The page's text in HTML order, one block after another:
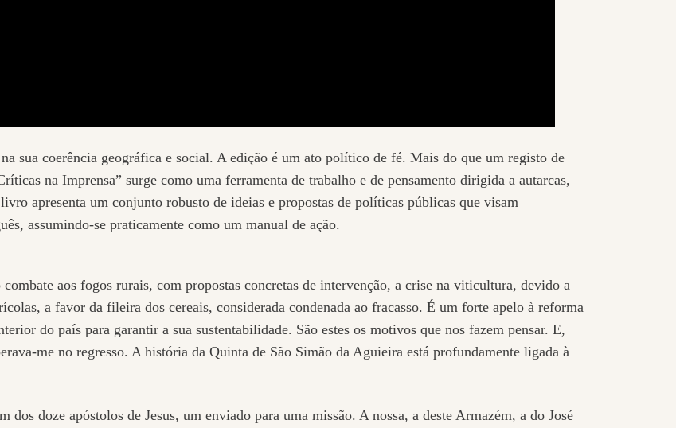
sua coerência geográfica e social. A edição é um ato político de fé. Mais do que um registo de
na Imprensa” surge como uma ferramenta de trabalho e de pensamento dirigida a autarcas,
apresenta um conjunto robusto de ideias e propostas de políticas públicas que visam
assumindo-se praticamente como um manual de ação.
aos fogos rurais, com propostas concretas de intervenção, a crise na viticultura, devido a
a favor da fileira dos cereais, considerada condenada ao fracasso. É um forte apelo à reforma
do país para garantir a sua sustentabilidade. São estes os motivos que nos fazem pensar. E,
me no regresso. A história da Quinta de São Simão da Aguieira está profundamente ligada à
doze apóstolos de Jesus, um enviado para uma missão. A nossa, a deste Armazém, a do José